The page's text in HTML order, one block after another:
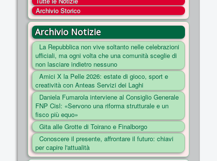
COSA FACCIAMO
ENTI
NOTIZIE
ESSENZIALI
MAPPA DEL SITO
CONVENZIONI
FOTO
SOCIAL
Archivio Storico
Archivio Notizie
La Repubblica non vive soltanto nelle celebrazioni
ufficiali, ma ogni volta che una comunità sceglie di
non lasciare indietro nessuno
Amici X la Pelle 2026: estate di gioco, sport e
creatività con Anteas Servizi dei Laghi
Daniela Fumarola interviene al Consiglio Generale
FNP Cisl: «Servono una riforma strutturale e un
fisco più equo»
Gita alle Grotte di Toirano e Finalborgo
Conoscere il presente, affrontare il futuro: chiavi
per capire l'attualità